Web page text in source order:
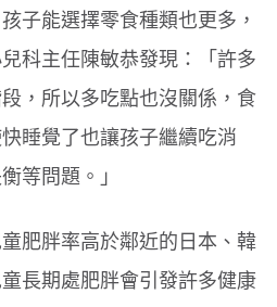
子能選擇零食種類也更多，
科主任陳敏恭發現：「許多
，所以多吃點也沒關係，食
睡覺了也讓孩子繼續吃消
等問題。」
肥胖率高於鄰近的日本、韓
長期處肥胖會引發許多健康